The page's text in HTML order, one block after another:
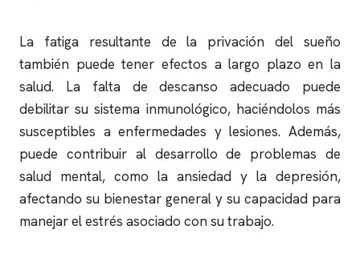
La fatiga resultante de la privación del sueño
también puede tener efectos a largo plazo en la
salud. La falta de descanso adecuado puede
debilitar su sistema inmunológico, haciéndolos más
susceptibles a enfermedades y lesiones. Además,
puede contribuir al desarrollo de problemas de
salud mental, como la ansiedad y la depresión,
afectando su bienestar general y su capacidad para
manejar el estrés asociado con su trabajo.